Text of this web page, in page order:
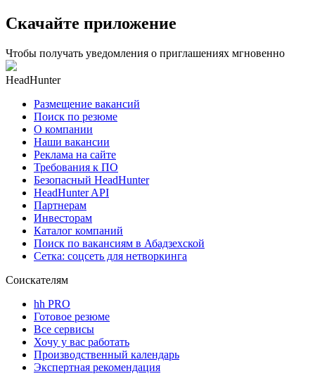
Скачайте приложение
Чтобы получать уведомления о приглашениях мгновенно
HeadHunter
Размещение вакансий
Поиск по резюме
О компании
Наши вакансии
Реклама на сайте
Требования к ПО
Безопасный HeadHunter
HeadHunter API
Партнерам
Инвесторам
Каталог компаний
Поиск по вакансиям в Абадзехской
Сетка: соцсеть для нетворкинга
Соискателям
hh PRO
Готовое резюме
Все сервисы
Хочу у вас работать
Производственный календарь
Экспертная рекомендация